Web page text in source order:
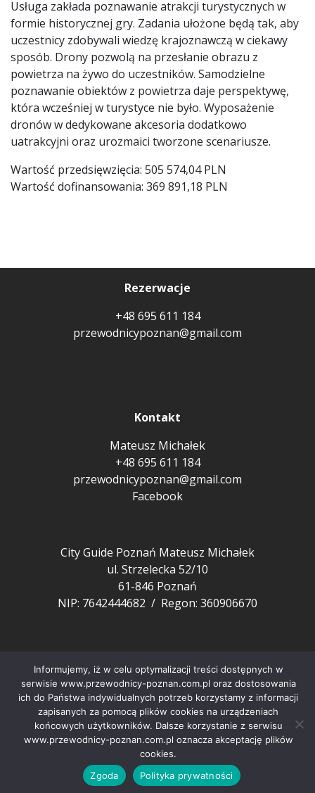
Usługa zakłada poznawanie atrakcji turystycznych w
formie historycznej gry. Zadania ułożone będą tak, aby
uczestnicy zdobywali wiedzę krajoznawczą w ciekawy
sposób. Drony pozwolą na przesłanie obrazu z
powietrza na żywo do uczestników. Samodzielne
poznawanie obiektów z powietrza daje perspektywę,
która wcześniej w turystyce nie było. Wyposażenie
dronów w dedykowane akcesoria dodatkowo
uatrakcyjni oraz urozmaici tworzone scenariusze.
Wartość przedsięwzięcia: 505 574,04 PLN
Wartość dofinansowania: 369 891,18 PLN
Rezerwacje
+48 695 611 184
przewodnicypoznan@gmail.com
Kontakt
Mateusz Michałek
+48 695 611 184
przewodnicypoznan@gmail.com
Facebook
City Guide Poznań Mateusz Michałek
ul. Strzelecka 52/10
61-846 Poznań
NIP: 7642444682 / Regon: 360906670
FAQ
Aktualności z Poznania
Nasi przewodnicy
Artykuły o Poznaniu
Polityka prywatności
Copyright © City Guide Przewodnicy Poznań 2022
Informujemy, iż w celu optymalizacji treści dostępnych w
serwisie www.przewodnicy-poznan.com.pl oraz dostosowania
ich do Państwa indywidualnych potrzeb korzystamy z informacji
zapisanych za pomocą plików cookies na urządzeniach
końcowych użytkowników. Dalsze korzystanie z serwisu
www.przewodnicy-poznan.com.pl oznacza akceptację plików
cookies.
Zgoda
Polityka prywatności